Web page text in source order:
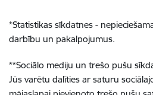
*Statistikas sīkdatnes -
darbību un pakalpojumus.
**Sociālo mediju un trešo pušu
Jūs varētu dalīties ar saturu